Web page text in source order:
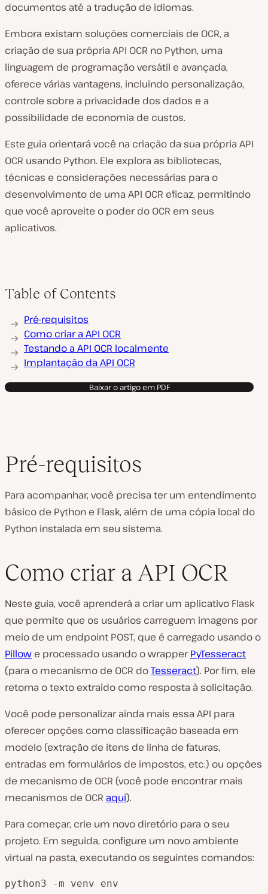
documentos até a tradução de idiomas.
Embora existam soluções comerciais de OCR, a
criação de sua própria API OCR no Python, uma
linguagem de programação versátil e avançada,
oferece várias vantagens, incluindo personalização,
controle sobre a privacidade dos dados e a
possibilidade de economia de custos.
Este guia orientará você na criação da sua própria API
OCR usando Python. Ele explora as bibliotecas,
técnicas e considerações necessárias para o
desenvolvimento de uma API OCR eficaz, permitindo
que você aproveite o poder do OCR em seus
aplicativos.
Table of Contents
Pré-requisitos
Como criar a API OCR
Testando a API OCR localmente
Implantação da API OCR
Baixar o artigo em PDF
Pré-requisitos
Para acompanhar, você precisa ter um entendimento
básico de Python e Flask, além de uma cópia local do
Python instalada em seu sistema.
Como criar a API OCR
Neste guia, você aprenderá a criar um aplicativo Flask
que permite que os usuários carreguem imagens por
meio de um endpoint POST, que é carregado usando o
Pillow e processado usando o wrapperPyTesseract
(para o mecanismo de OCR doTesseract). Por fim, ele
retorna o texto extraído como resposta à solicitação.
Você pode personalizar ainda mais essa API para
oferecer opções como classificação baseada em
modelo (extração de itens de linha de faturas,
entradas em formulários de impostos, etc.) ou opções
de mecanismo de OCR (você pode encontrar mais
mecanismos de OCR aqui).
Para começar, crie um novo diretório para o seu
projeto. Em seguida, configure um novo ambiente
virtual na pasta, executando os seguintes comandos:
python3 -m venv env